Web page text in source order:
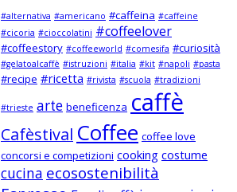
#alternativa #americano #caffeina #caffeine
#cicoria #cioccolatini #coffeelover
#coffeestory #coffeeworld #comesifa #curiosità
#gelatoalcaffè #istruzioni #italia #kit #napoli #pasta
#recipe #ricetta #rivista #scuola #tradizioni
#trieste arte beneficenza caffè
Cafèstival Coffee coffee love
concorsi e competizioni cooking costume
cucina ecosostenibilità